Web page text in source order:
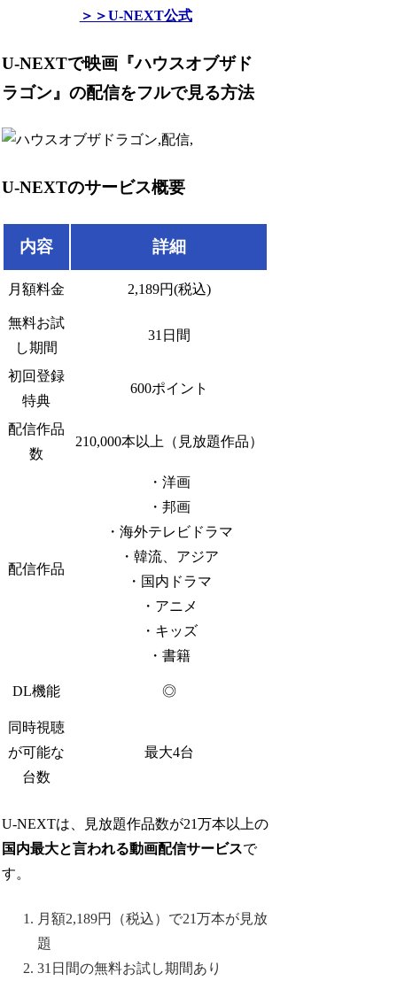
＞＞U-NEXT公式
U-NEXTで映画『ハウスオブザド
ラゴン』の配信をフルで見る方法
U-NEXTのサービス概要
内容 詳細
月額料金 2,189円(税込)
無料お試
し期間
31日間
初回登録
特典
600ポイント
配信作品
数
210,000本以上（見放題作品）
配信作品
・洋画
・邦画
・海外テレビドラマ
・韓流、アジア
・国内ドラマ
・アニメ
・キッズ
・書籍
DL機能 ◎
同時視聴
が可能な
台数
最大4台
U-NEXTは、見放題作品数が21万本以上の
国内最大と言われる動画配信サービスで
す。
月額2,189円（税込）で21万本が見放
題
31日間の無料お試し期間あり